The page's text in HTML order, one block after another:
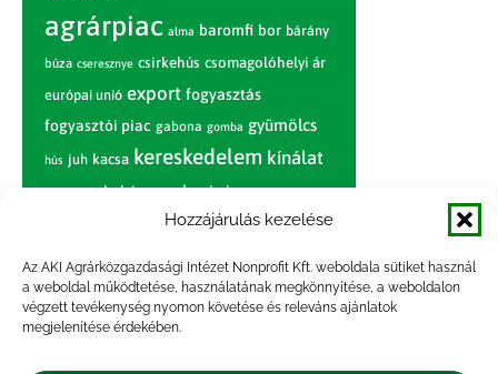
Hozzájárulás kezelése
Az AKI Agrárközgazdasági Intézet Nonprofit Kft. weboldala sütiket használ
a weboldal működtetése, használatának megkönnyítése, a weboldalon
végzett tevékenység nyomon követése és releváns ajánlatok
megjelenítése érdekében.
agrárpiac alma baromfi bor bárány
búza cseresznye csirkehús csomagolóhelyi ár
európai unió export fogyasztás
fogyasztói piac gabona gomba gyümölcs
hús juh kacsa kereskedelem kínálat
körte marhahús nagybani piac narancs
nemzetközi árinformációk
paradicsom piac piaci jelentés
pulyka pulykahús sertés sertéshús
szarvasmarha termelés
termelői